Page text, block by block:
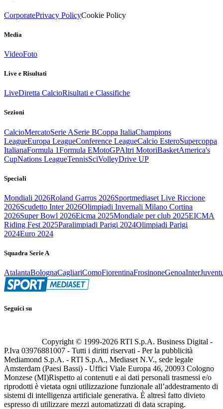
CorporatePrivacy PolicyCookie Policy
Media
VideoFoto
Live e Risultati
LiveDiretta CalcioRisultati e Classifiche
Sezioni
CalcioMercatoSerie ASerie BCoppa ItaliaChampions
LeagueEuropa LeagueConference LeagueCalcio EsteroSupercoppa
ItalianaFormula 1Formula EMotoGPAltri MotoriBasketAmerica's
CupNations LeagueTennisSciVolleyDrive UP
Speciali
Mondiali 2026Roland Garros 2026Sportmediaset Live Riccione
2026Scudetto Inter 2026Olimpiadi Invernali Milano Cortina
2026Super Bowl 2026Eicma 2025Mondiale per club 2025EICMA
Riding Fest 2025Paralimpiadi Parigi 2024Olimpiadi Parigi
2024Euro 2024
Squadra Serie A
AtalantaBolognaCagliariComoFiorentinaFrosinoneGenoaInter
Seguici su
Copyright © 1999-2026 RTI S.p.A. Business Digital -
P.Iva 03976881007 - Tutti i diritti riservati - Per la pubblicità
Mediamond S.p.A. - RTI S.p.A., Mediaset N.V., sede legale
Amsterdam (Paesi Bassi) - Uffici Viale Europa 46, 20093 Cologno
Monzese (MI)Rispetto ai contenuti e ai dati personali trasmessi e/o
riprodotti è vietata ogni utilizzazione funzionale all’addestramento di
sistemi di intelligenza artificiale generativa. È altresì fatto divieto
espresso di utilizzare mezzi automatizzati di data scraping.